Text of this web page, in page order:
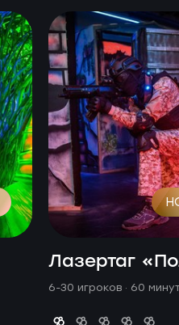
Лазертаг
6-30 игроков · 60